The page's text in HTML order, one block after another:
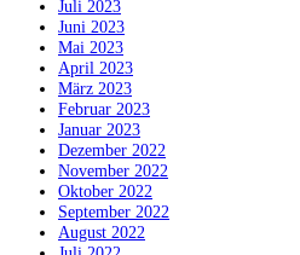
Juli 2023
Juni 2023
Mai 2023
April 2023
März 2023
Februar 2023
Januar 2023
Dezember 2022
November 2022
Oktober 2022
September 2022
August 2022